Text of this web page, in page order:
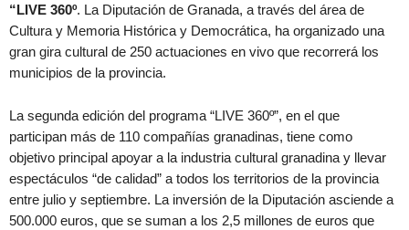
“LIVE 360º. La Diputación de Granada, a través del área de
Cultura y Memoria Histórica y Democrática, ha organizado una
gran gira cultural de 250 actuaciones en vivo que recorrerá los
municipios de la provincia.
La segunda edición del programa “LIVE 360º”, en el que
participan más de 110 compañías granadinas, tiene como
objetivo principal apoyar a la industria cultural granadina y llevar
espectáculos “de calidad” a todos los territorios de la provincia
entre julio y septiembre. La inversión de la Diputación asciende a
500.000 euros, que se suman a los 2,5 millones de euros que